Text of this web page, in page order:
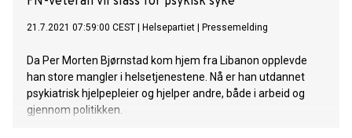
21.7.2021 07:59:00 CEST Helsepartiet Pressemelding
Da Per Morten Bjørnstad kom hjem fra Libanon opplevde
han store mangler i helsetjenestene. Nå er han utdannet
psykiatrisk hjelpepleier og hjelper andre, både i arbeid og
gjennom politikken.